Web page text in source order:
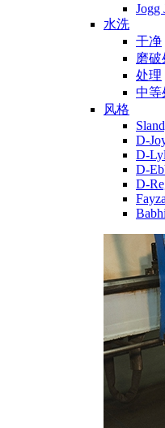
Jogg
水洗
干净
磨破
处理
中等
风格
D-
D-
D-
D-
Fayza